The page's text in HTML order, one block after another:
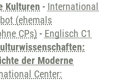
Kulturen - International
(ehemals
CPs) - Englisch C1
der Moderne
Center: